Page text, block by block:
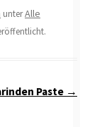
unterAlle
Paste →